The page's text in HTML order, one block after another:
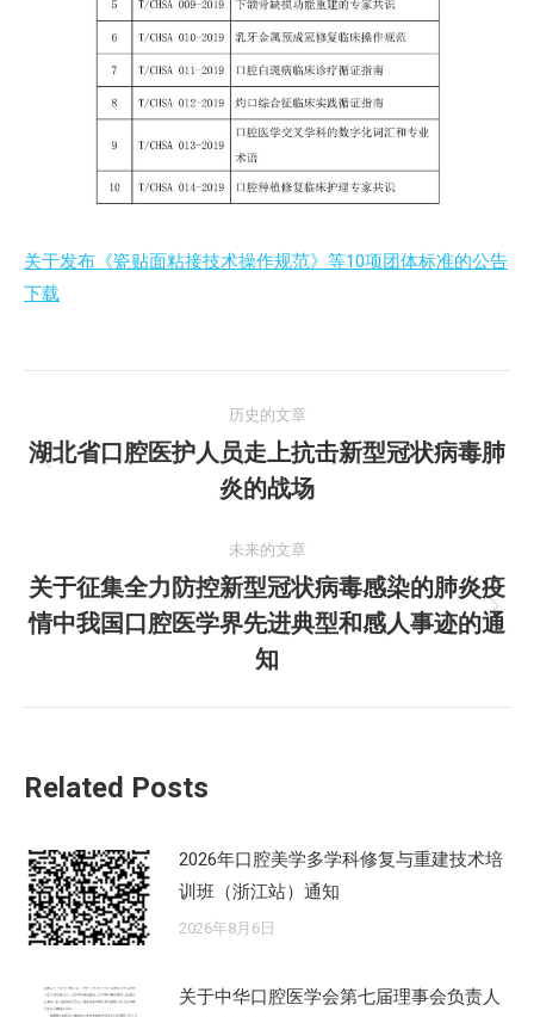
关于发布《瓷贴面粘接技术操作规范》等10项团体标准的公告
下载
章
历史的文章
历
史
文
章：
湖北省口腔医护人员走上抗击新型冠状病毒肺
炎的战场
未来的文章
未
来
关于征集全力防控新型冠状病毒感染的肺炎疫
情中我国口腔医学界先进典型和感人事迹的通
知
Related Posts
2026年口腔美学多学科修复与重建技术培
训班（浙江站）通知
2026年8月6日
关于中华口腔医学会第七届理事会负责人